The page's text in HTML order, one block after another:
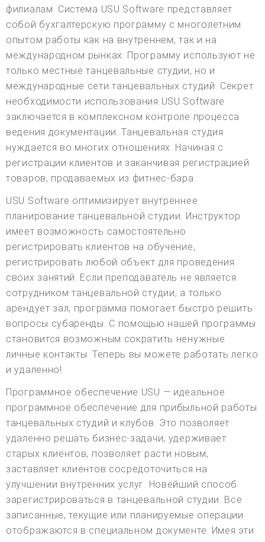
филиалам. Система USU Software представляет
собой бухгалтерскую программу с многолетним
опытом работы как на внутреннем, так и на
международном рынках. Программу используют не
только местные танцевальные студии, но и
международные сети танцевальных студий. Секрет
необходимости использования USU Software
заключается в комплексном контроле процесса
ведения документации. Танцевальная студия
нуждается во многих отношениях. Начиная с
регистрации клиентов и заканчивая регистрацией
товаров, продаваемых из фитнес-бара.
USU Software оптимизирует внутреннее
планирование танцевальной студии. Инструктор
имеет возможность самостоятельно
регистрировать клиентов на обучение,
регистрировать любой объект для проведения
своих занятий. Если преподаватель не является
сотрудником танцевальной студии, а только
арендует зал, программа помогает быстро решить
вопросы субаренды. С помощью нашей программы
становится возможным сократить ненужные
личные контакты. Теперь вы можете работать легко
и удаленно!
Программное обеспечение USU — идеальное
программное обеспечение для прибыльной работы
танцевальных студий и клубов. Это позволяет
удаленно решать бизнес-задачи, удерживает
старых клиентов, позволяет расти новым,
заставляет клиентов сосредоточиться на
улучшении внутренних услуг. Новейший способ
зарегистрироваться в танцевальной студии. Все
записанные, текущие или планируемые операции
отображаются в специальном документе. Имея эти